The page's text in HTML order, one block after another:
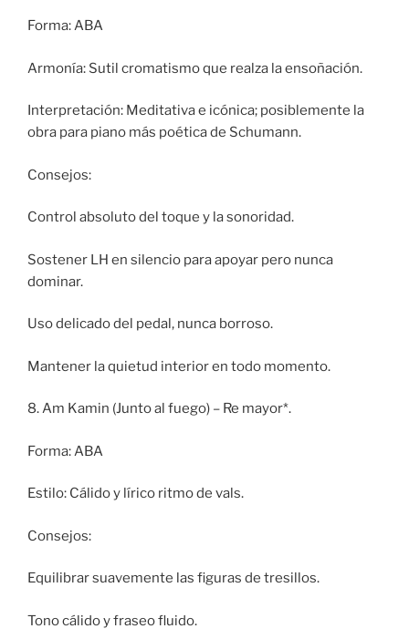
Forma: ABA
Armonía: Sutil cromatismo que realza la ensoñación.
Interpretación: Meditativa e icónica; posiblemente la
obra para piano más poética de Schumann.
Consejos:
Control absoluto del toque y la sonoridad.
Sostener LH en silencio para apoyar pero nunca
dominar.
Uso delicado del pedal, nunca borroso.
Mantener la quietud interior en todo momento.
8. Am Kamin (Junto al fuego) – Re mayor*.
Forma: ABA
Estilo: Cálido y lírico ritmo de vals.
Consejos:
Equilibrar suavemente las figuras de tresillos.
Tono cálido y fraseo fluido.